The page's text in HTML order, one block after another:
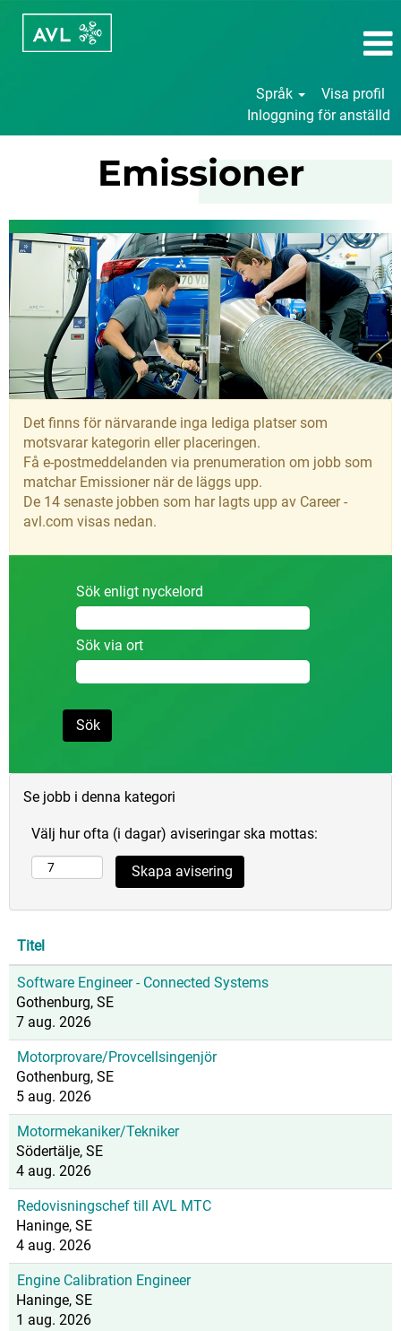
Språk
Visa profil
Inloggning för anställd
Emissioner
Det finns för närvarande inga lediga platser som
motsvarar kategorin eller placeringen.
Få e-postmeddelanden via prenumeration om jobb som
matchar Emissioner när de läggs upp.
De 14 senaste jobben som har lagts upp av Career -
avl.com visas nedan.
Sök enligt nyckelord
Sök via ort
Se jobb i denna kategori
Välj hur ofta (i dagar) aviseringar ska mottas:
Titel
Software Engineer - Connected Systems
Gothenburg, SE
7 aug. 2026
Motorprovare/Provcellsingenjör
Gothenburg, SE
5 aug. 2026
Motormekaniker/Tekniker
Södertälje, SE
4 aug. 2026
Redovisningschef till AVL MTC
Haninge, SE
4 aug. 2026
Engine Calibration Engineer
Haninge, SE
1 aug. 2026